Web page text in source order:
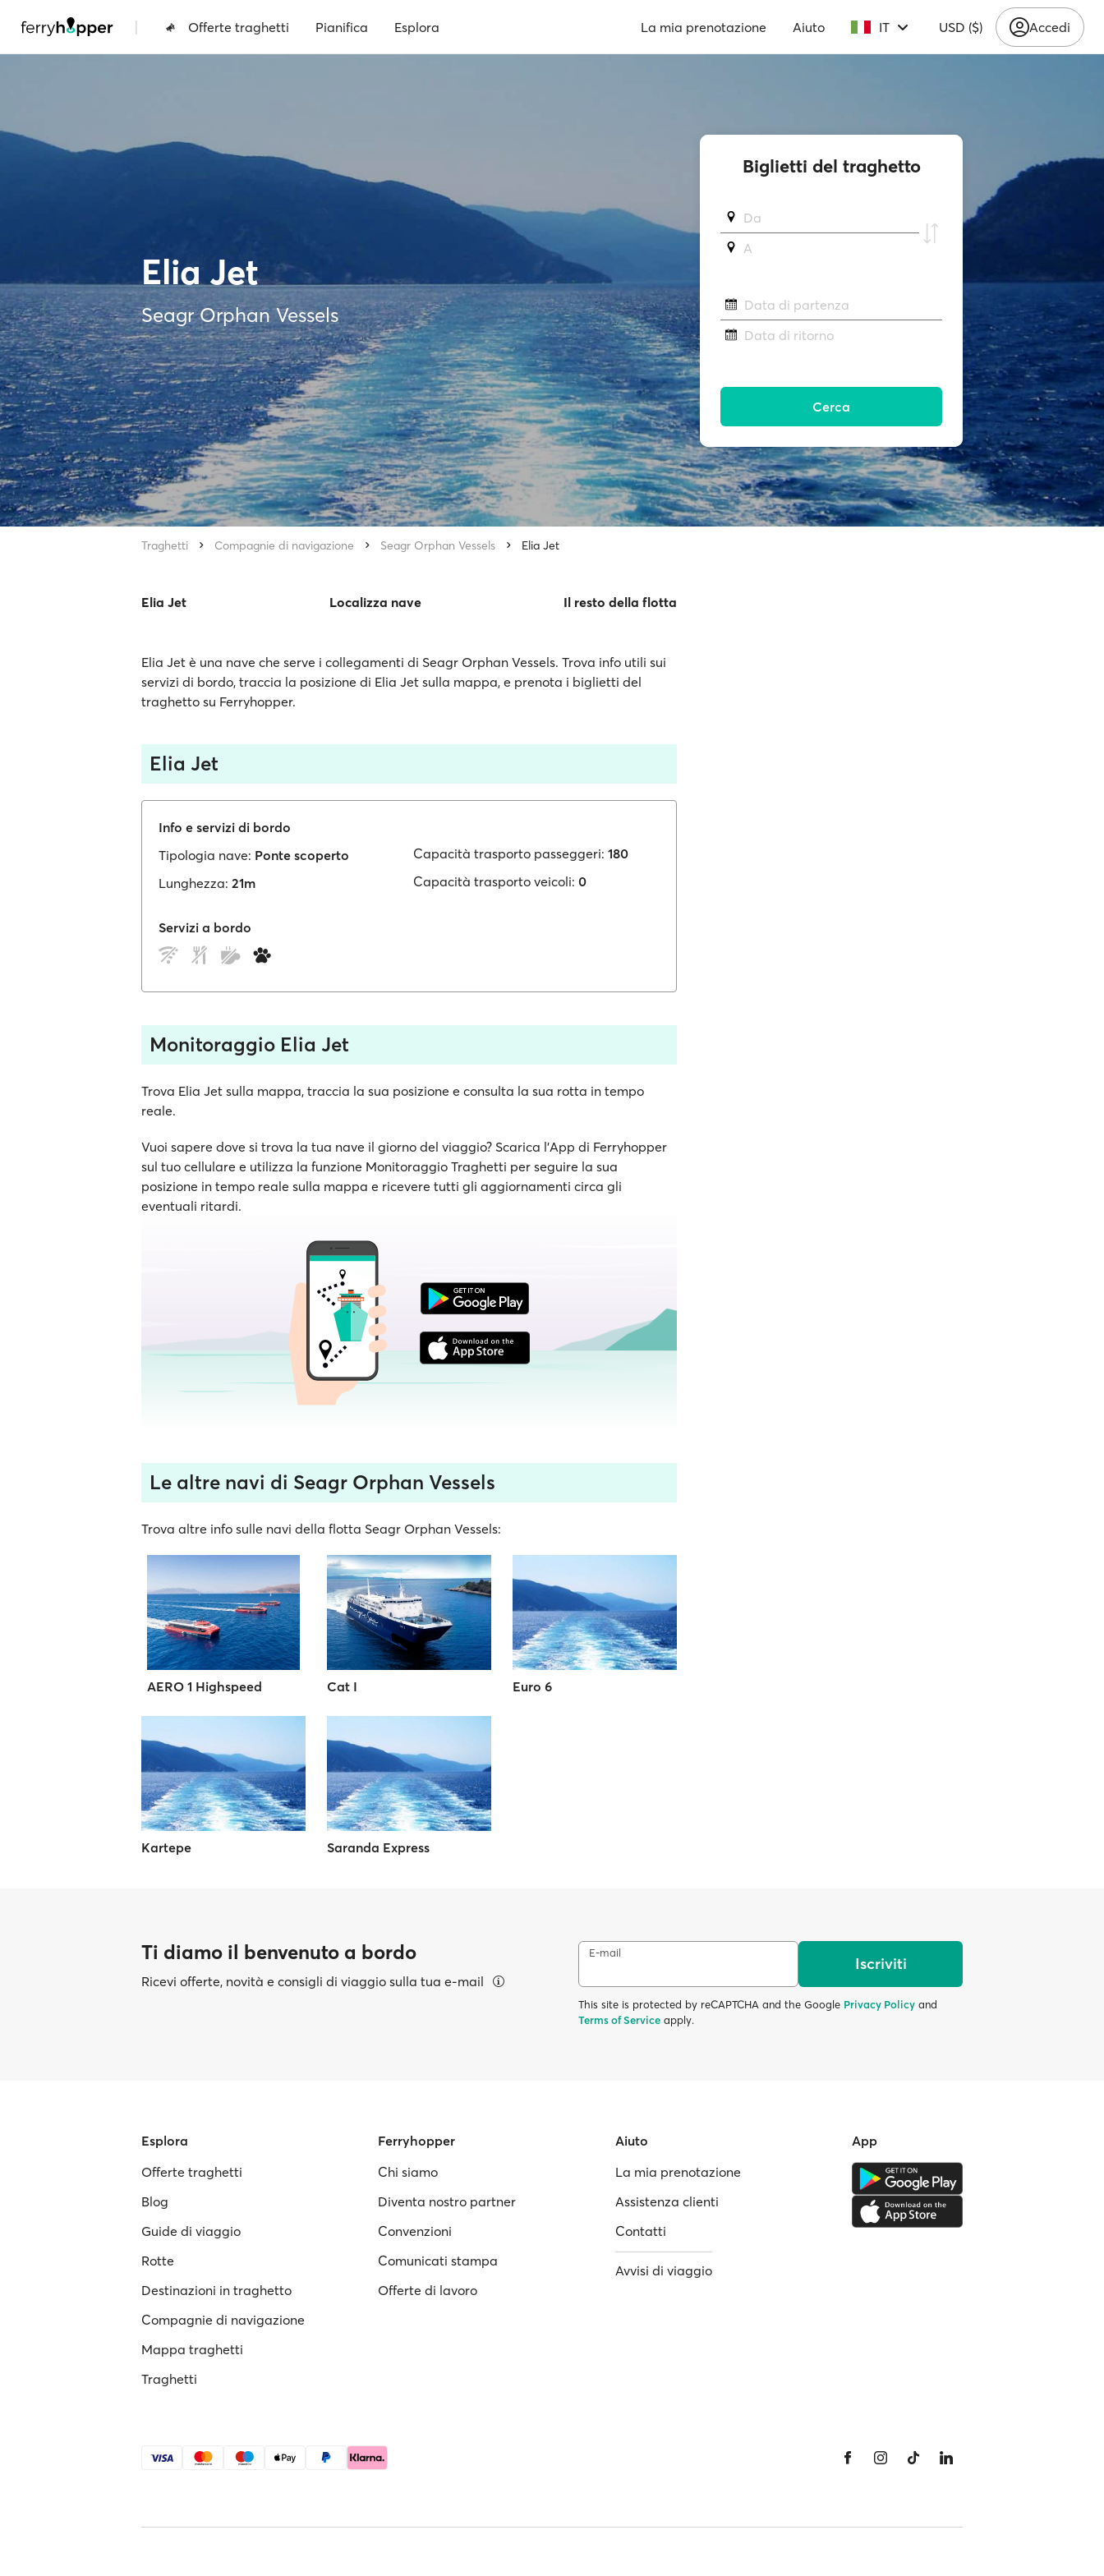
| Offerte traghetti Pianifica Esplora La mia prenotazione Aiuto IT USD ($) Accedi
Elia Jet
Seagr Orphan Vessels
Traghetti Compagnie di navigazione Seagr Orphan Vessels Elia Jet
Elia Jet Localizza nave Il resto della flotta
Elia Jet è una nave che serve i collegamenti di Seagr Orphan Vessels. Trova info utili sui
servizi di bordo, traccia la posizione di Elia Jet sulla mappa, e prenota i biglietti del
traghetto su Ferryhopper.
Elia Jet
Info e servizi di bordo
Tipologia nave: Ponte scoperto
Lunghezza: 21m
Capacità trasporto passeggeri: 180
Capacità trasporto veicoli: 0
Servizi a bordo
Monitoraggio Elia Jet
Trova Elia Jet sulla mappa, traccia la sua posizione e consulta la sua rotta in tempo
reale.
Vuoi sapere dove si trova la tua nave il giorno del viaggio? Scarica l'App di Ferryhopper
sul tuo cellulare e utilizza la funzione Monitoraggio Traghetti per seguire la sua
posizione in tempo reale sulla mappa e ricevere tutti gli aggiornamenti circa gli
eventuali ritardi.
Le altre navi di Seagr Orphan Vessels
Trova altre info sulle navi della flotta Seagr Orphan Vessels:
AERO 1 Highspeed Cat I Euro 6
Kartepe Saranda Express
Biglietti del traghetto
Da
A
Data di partenza
Data di ritorno
Cerca
Ti diamo il benvenuto a bordo
Ricevi offerte, novità e consigli di viaggio sulla tua e-mail
E-mail
Iscriviti
This site is protected by reCAPTCHA and the Google Privacy Policy and
Terms of Service apply.
Esplora
Offerte traghetti
Blog
Guide di viaggio
Rotte
Destinazioni in traghetto
Compagnie di navigazione
Mappa traghetti
Traghetti
Ferryhopper
Chi siamo
Diventa nostro partner
Convenzioni
Comunicati stampa
Offerte di lavoro
Aiuto
La mia prenotazione
Assistenza clienti
Contatti
Avvisi di viaggio
App